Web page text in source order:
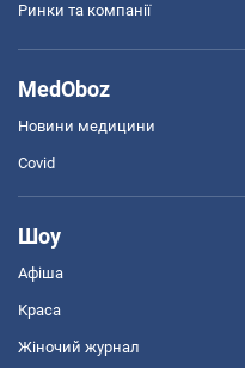
Ринки та компанії
MedOboz
Новини медицини
Covid
Шоу
Афіша
Краса
Жіночий журнал